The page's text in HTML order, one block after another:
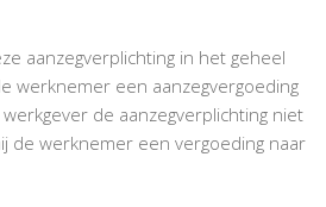
aanzegverplichting in het geheel
werknemer een aanzegvergoeding
de aanzegverplichting niet
de werknemer een vergoeding naar